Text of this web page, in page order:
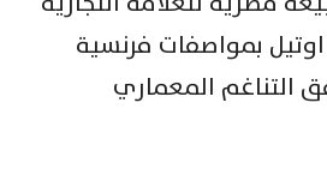
بمواصفات فرنسية
التناغم المعماري